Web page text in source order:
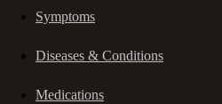
Symptoms
Diseases & Conditions
Medications